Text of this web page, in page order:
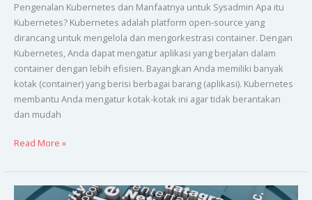
Pengenalan Kubernetes dan Manfaatnya untuk Sysadmin Apa itu
Kubernetes? Kubernetes adalah platform open-source yang
dirancang untuk mengelola dan mengorkestrasi container. Dengan
Kubernetes, Anda dapat mengatur aplikasi yang berjalan dalam
container dengan lebih efisien. Bayangkan Anda memiliki banyak
kotak (container) yang berisi berbagai barang (aplikasi). Kubernetes
membantu Anda mengatur kotak-kotak ini agar tidak berantakan
dan mudah
Read More »